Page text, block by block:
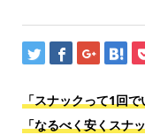
「スナックって1回
「なるべく安くスナ